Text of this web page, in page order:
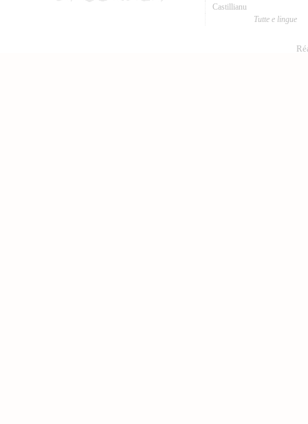
Castillianu
Tutte e lingue